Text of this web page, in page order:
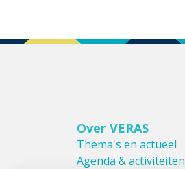
Over VERAS
Thema's en actueel
Agenda & activiteiten